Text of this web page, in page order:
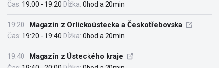
Čas: 19:00 - 19:20 Dĺžka: 0hod a 20min
19:20 Magazín z Orlickoústecka a Českotřebovska
Čas: 19:20 - 19:40 Dĺžka: 0hod a 20min
19:40 Magazín z Ústeckého kraje